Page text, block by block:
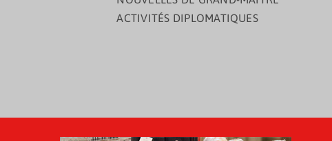
ACTIVITÉS DIPLOMATIQUES